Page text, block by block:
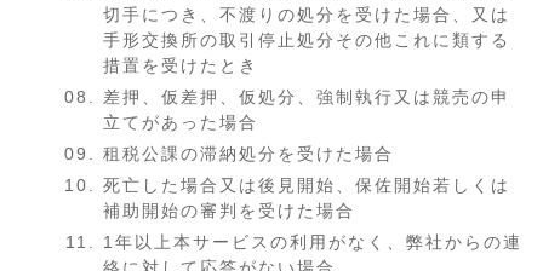
切手につき、不渡りの処分を受けた場合、又は
手形交換所の取引停止処分その他これに類する
措置を受けたとき
差押、仮差押、仮処分、強制執行又は競売の申
立てがあった場合
租税公課の滞納処分を受けた場合
死亡した場合又は後見開始、保佐開始若しくは
補助開始の審判を受けた場合
1年以上本サービスの利用がなく、弊社からの連